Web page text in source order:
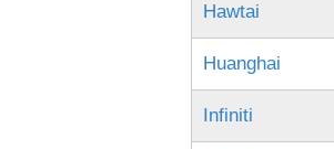
Hawtai
Huanghai
Infiniti